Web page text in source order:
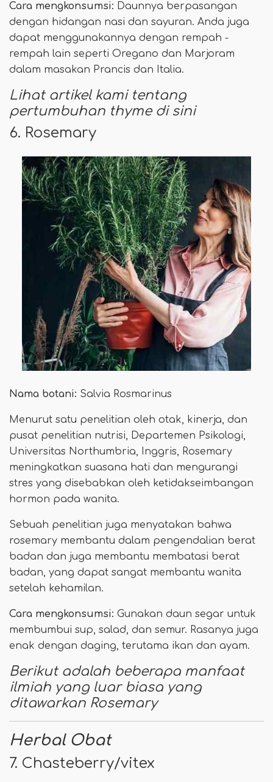
Cara mengkonsumsi: Daunnya berpasangan
dengan hidangan nasi dan sayuran. Anda juga
dapat menggunakannya dengan rempah -
rempah lain seperti Oregano dan Marjoram
dalam masakan Prancis dan Italia.
Lihat artikel kami tentang
pertumbuhan thyme di sini
6. Rosemary
Nama botani: Salvia Rosmarinus
Menurut satu penelitian oleh otak, kinerja, dan
pusat penelitian nutrisi, Departemen Psikologi,
Universitas Northumbria, Inggris, Rosemary
meningkatkan suasana hati dan mengurangi
stres yang disebabkan oleh ketidakseimbangan
hormon pada wanita.
Sebuah penelitian juga menyatakan bahwa
rosemary membantu dalam pengendalian berat
badan dan juga membantu membatasi berat
badan, yang dapat sangat membantu wanita
setelah kehamilan.
Cara mengkonsumsi: Gunakan daun segar untuk
membumbui sup, salad, dan semur. Rasanya juga
enak dengan daging, terutama ikan dan ayam.
Berikut adalah beberapa manfaat
ilmiah yang luar biasa yang
ditawarkan Rosemary
Herbal Obat
7. Chasteberry/vitex